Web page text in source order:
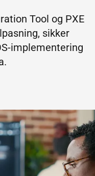
Tool og PXE
sikker
implementering